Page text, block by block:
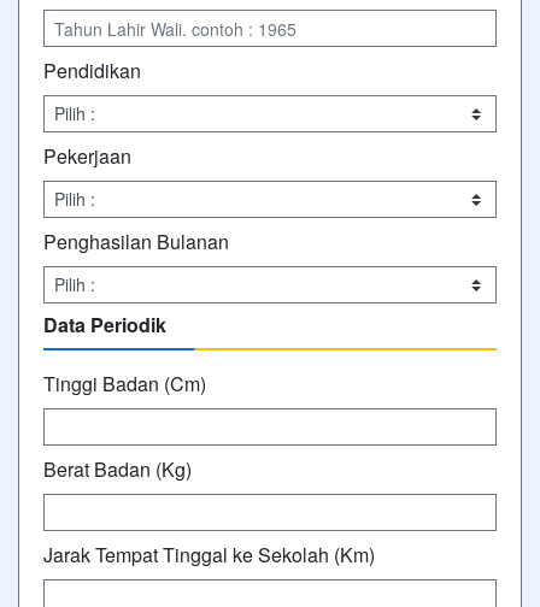
Pendidikan
Pekerjaan
Penghasilan Bulanan
Data Periodik
Tinggi Badan (Cm)
Berat Badan (Kg)
Jarak Tempat Tinggal ke Sekolah (Km)